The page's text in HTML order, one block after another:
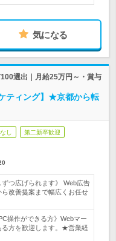
気になる
選出｜月給25万円～・賞与
ティング】★京都から転
し 第二新卒歓迎
ずつ広げられます》 Web広告
改善提案まで幅広くお任せ
操作ができる方》Webマー
る方を歓迎します。★営業経